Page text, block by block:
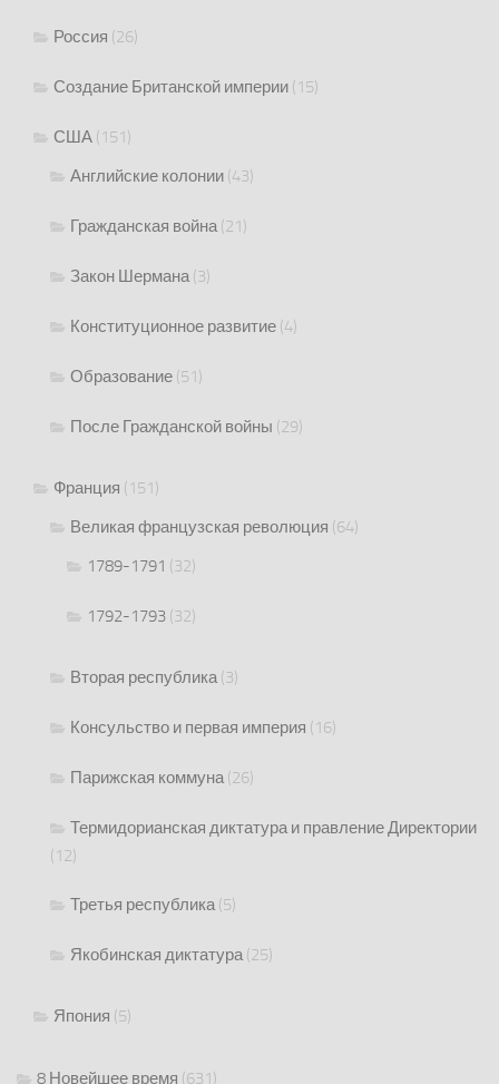
Россия (26)
Создание Британской империи (15)
США (151)
Английские колонии (43)
Гражданская война(21)
Закон Шермана(3)
Конституционное развитие (4)
Образование (51)
После Гражданской войны (29)
Франция (151)
Великая французская революция (64)
1789-1791 (32)
1792-1793 (32)
Вторая республика(3)
Консульство и первая империя (16)
Парижская коммуна(26)
Термидорианская диктатура и правление Директории
(12)
Третья республика(5)
Якобинская диктатура(25)
Япония (5)
8 Новейшее время (631)